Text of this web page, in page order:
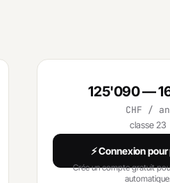
125'090 —
CHF / an
classe 23
⚡ Connexion
Crée un compte gratuit
automatique.